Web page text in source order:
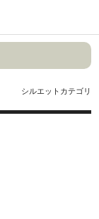
シルエットカテゴリ